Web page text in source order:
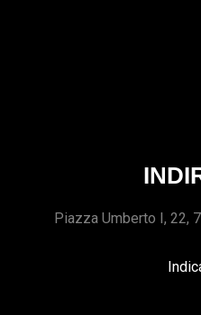
Piazza Umberto I, 22,